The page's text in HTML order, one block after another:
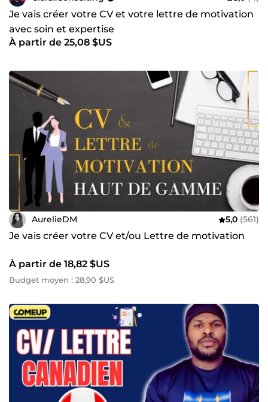
Je vais créer votre CV et votre lettre de motivation
avec soin et expertise
À partir de 25,08 $US
AurelieDM 5,0 (561)
Je vais créer votre CV et/ou Lettre de motivation
À partir de 18,82 $US
Budget moyen : 28,90 $US